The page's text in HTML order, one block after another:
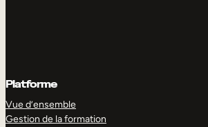
Platforme
Vue d’ensemble
Gestion de la formation